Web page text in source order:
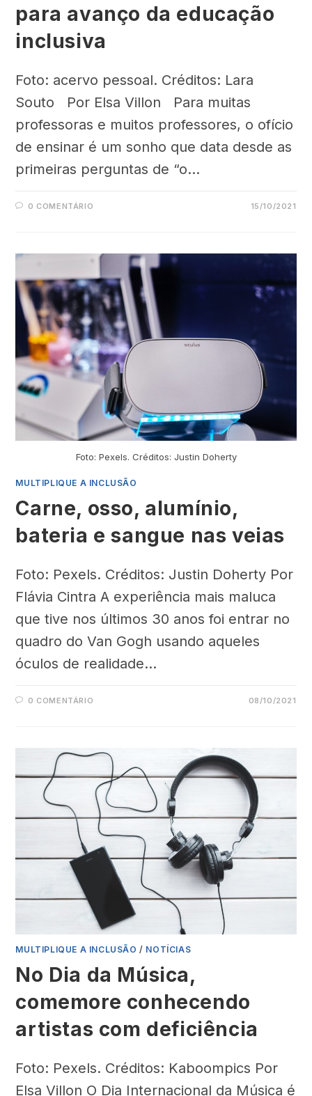
para avanço da educação
inclusiva
Foto: acervo pessoal. Créditos: Lara
Souto Por Elsa Villon Para muitas
professoras e muitos professores, o ofício
de ensinar é um sonho que data desde as
primeiras perguntas de “o…
0 COMENTÁRIO 15/10/2021
Foto: Pexels. Créditos: Justin Doherty
MULTIPLIQUE A INCLUSÃO
Carne, osso, alumínio,
bateria e sangue nas veias
Foto: Pexels. Créditos: Justin Doherty Por
Flávia Cintra A experiência mais maluca
que tive nos últimos 30 anos foi entrar no
quadro do Van Gogh usando aqueles
óculos de realidade…
0 COMENTÁRIO 08/10/2021
MULTIPLIQUE A INCLUSÃO / NOTÍCIAS
No Dia da Música,
comemore conhecendo
artistas com deficiência
Foto: Pexels. Créditos: Kaboompics Por
Elsa Villon O Dia Internacional da Música é